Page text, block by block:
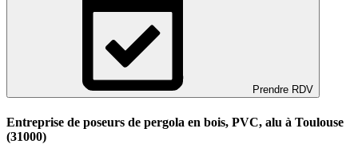
Prendre RDV
Entreprise de poseurs de pergola en bois, PVC, alu à Toulouse
(31000)